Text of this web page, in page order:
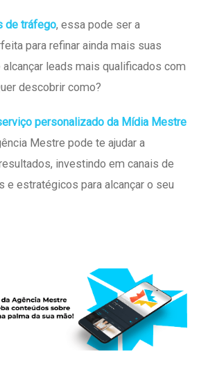
de tráfego, essa pode ser a
para refinar ainda mais suas
leads mais qualificados com
descobrir como?
personalizado da Mídia Mestre
Mestre pode te ajudar a
investindo em canais de
e estratégicos para alcançar o seu